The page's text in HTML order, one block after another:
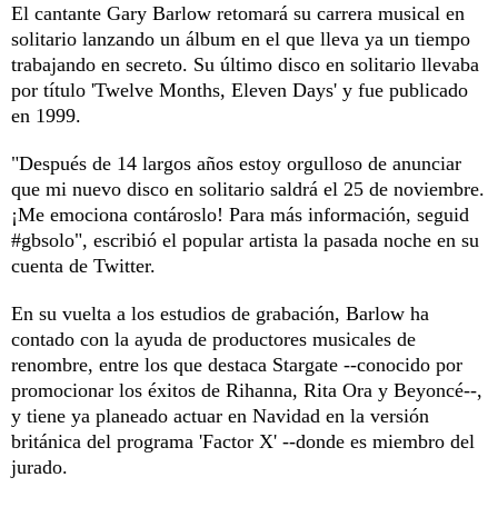
El cantante Gary Barlow retomará su carrera musical en
solitario lanzando un álbum en el que lleva ya un tiempo
trabajando en secreto. Su último disco en solitario llevaba
por título 'Twelve Months, Eleven Days' y fue publicado
en 1999.
"Después de 14 largos años estoy orgulloso de anunciar
que mi nuevo disco en solitario saldrá el 25 de noviembre.
¡Me emociona contároslo! Para más información, seguid
#gbsolo", escribió el popular artista la pasada noche en su
cuenta de Twitter.
En su vuelta a los estudios de grabación, Barlow ha
contado con la ayuda de productores musicales de
renombre, entre los que destaca Stargate --conocido por
promocionar los éxitos de Rihanna, Rita Ora y Beyoncé--,
y tiene ya planeado actuar en Navidad en la versión
británica del programa 'Factor X' --donde es miembro del
jurado.